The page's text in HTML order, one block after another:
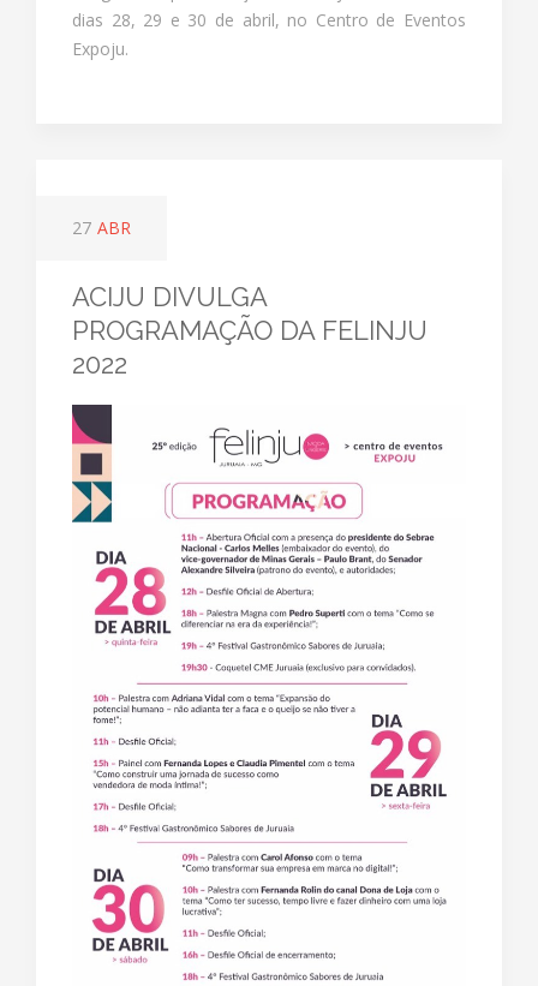
dias 28, 29 e 30 de abril, no Centro de Eventos
Expoju.
27 ABR
ACIJU DIVULGA
PROGRAMAÇÃO DA FELINJU
2022